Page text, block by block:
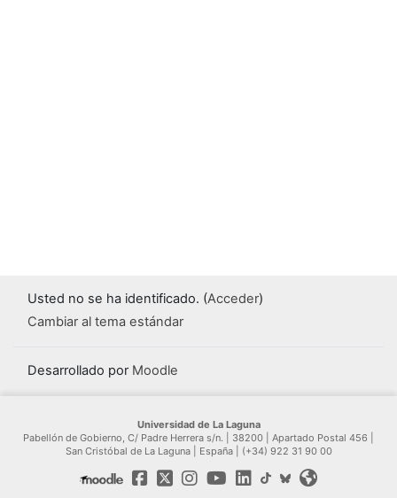
Usted no se ha identificado. (Acceder)
Cambiar al tema estándar
Desarrollado por Moodle
Universidad de La Laguna
Pabellón de Gobierno, C/ Padre Herrera s/n. | 38200 | Apartado Postal 456 |
San Cristóbal de La Laguna | España | (+34) 922 31 90 00